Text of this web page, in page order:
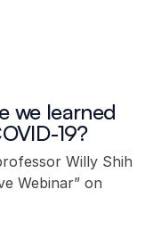
we learned
19?
Willy Shih
Webinar” on